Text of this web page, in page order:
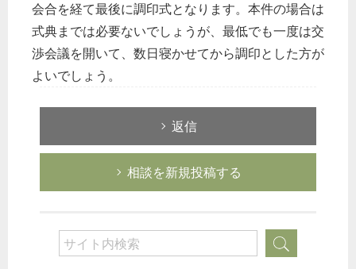
会合を経て最後に調印式となります。本件の場合は
式典までは必要ないでしょうが、最低でも一度は交
渉会議を開いて、数日寝かせてから調印とした方が
よいでしょう。
返信
相談を新規投稿する
どのカテゴリーに投稿しますか？
労務管理
税務経理